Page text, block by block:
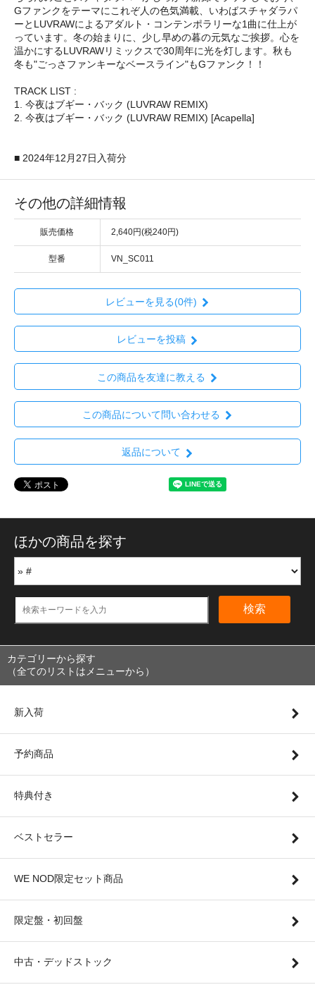
Gファンクをテーマにこれぞ人の色気満載、いわばスチャダラパ
ーとLUVRAWによるアダルト・コンテンポラリーな1曲に仕上が
っています。冬の始まりに、少し早めの暮の元気なご挨拶。心を
温かにするLUVRAWリミックスで30周年に光を灯します。秋も
冬も"ごっさファンキーなベースライン"もGファンク！！
TRACK LIST :
1. 今夜はブギー・バック (LUVRAW REMIX)
2. 今夜はブギー・バック (LUVRAW REMIX) [Acapella]
■ 2024年12月27日入荷分
その他の詳細情報
販売価格 2,640円(税240円)
型番 VN_SC011
レビューを見る(0件)
レビューを投稿
この商品を友達に教える
この商品について問い合わせる
返品について
ほかの商品を探す
検索
カテゴリーから探す
（全てのリストはメニューから）
新入荷
予約商品
特典付き
ベストセラー
WE NOD限定セット商品
限定盤・初回盤
中古・デッドストック